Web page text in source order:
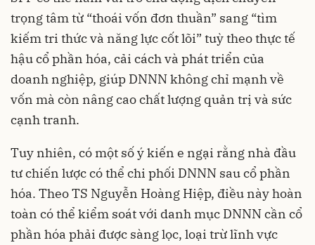
trọng tâm từ “thoái vốn đơn thuần” sang “tìm
kiếm tri thức và năng lực cốt lõi” tuỳ theo thực tế
hậu cổ phần hóa, cải cách và phát triển của
doanh nghiệp, giúp DNNN không chỉ mạnh về
vốn mà còn nâng cao chất lượng quản trị và sức
cạnh tranh.
Tuy nhiên, có một số ý kiến e ngại rằng nhà đầu
tư chiến lược có thể chi phối DNNN sau cổ phần
hóa. Theo TS Nguyễn Hoàng Hiệp, điều này hoàn
toàn có thể kiểm soát với danh mục DNNN cần cổ
phần hóa phải được sàng lọc, loại trừ lĩnh vực